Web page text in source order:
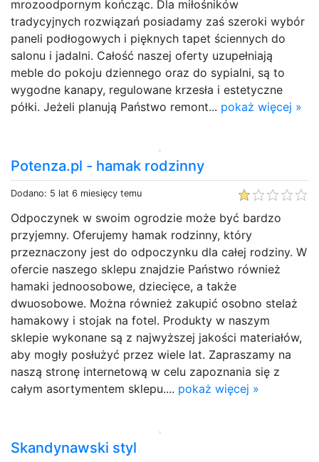
mrozoodpornym kończąc. Dla miłośników
tradycyjnych rozwiązań posiadamy zaś szeroki wybór
paneli podłogowych i pięknych tapet ściennych do
salonu i jadalni. Całość naszej oferty uzupełniają
meble do pokoju dziennego oraz do sypialni, są to
wygodne kanapy, regulowane krzesła i estetyczne
półki. Jeżeli planują Państwo remont... pokaż więcej »
Potenza.pl - hamak rodzinny
Dodano: 5 lat 6 miesięcy temu
Odpoczynek w swoim ogrodzie może być bardzo
przyjemny. Oferujemy hamak rodzinny, który
przeznaczony jest do odpoczynku dla całej rodziny. W
ofercie naszego sklepu znajdzie Państwo również
hamaki jednoosobowe, dziecięce, a także
dwuosobowe. Można również zakupić osobno stelaż
hamakowy i stojak na fotel. Produkty w naszym
sklepie wykonane są z najwyższej jakości materiałów,
aby mogły posłużyć przez wiele lat. Zapraszamy na
naszą stronę internetową w celu zapoznania się z
całym asortymentem sklepu.... pokaż więcej »
Skandynawski styl